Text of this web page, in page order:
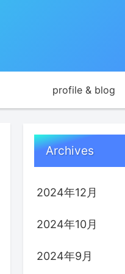
profile & blog
Archives
2024年12月
2024年10月
2024年9月